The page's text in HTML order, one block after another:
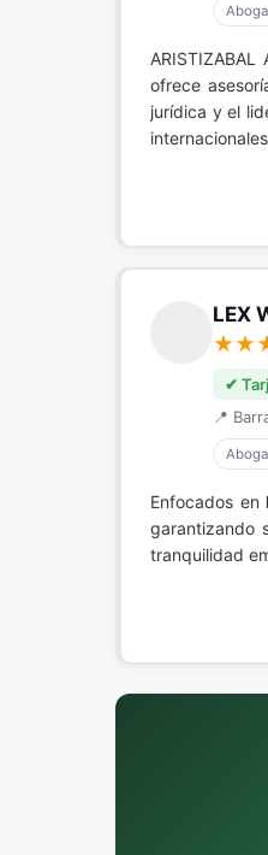
ofrece
jurídica y el
LEX
✔
📍
Enfocados en
garantizando
tranquilidad